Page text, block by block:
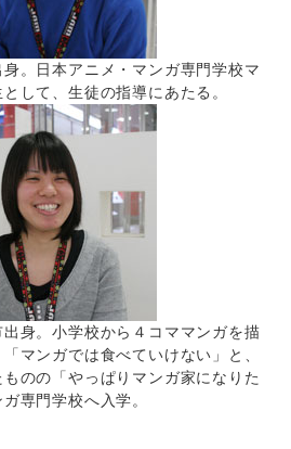
。日本アニメ・マンガ専門学校マ
して、生徒の指導にあたる。
身。小学校から４コママンガを描
マンガでは食べていけない」と、
のの「やっぱりマンガ家になりた
専門学校へ入学。